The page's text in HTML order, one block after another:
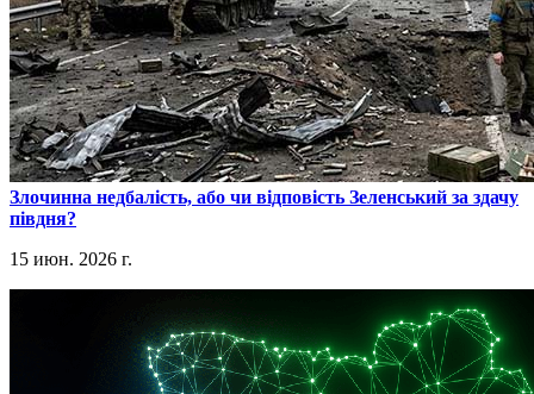
​Злочинна недбалість, або чи відповість Зеленський за здачу
півдня?
15 июн. 2026 г.